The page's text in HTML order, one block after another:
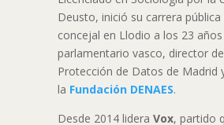
Deusto, inició su carrera
concejal en Llodio a los 23
parlamentario vasco, director
Protección de Datos de Madrid
la Fundación DENAES.
Desde 2014 lidera Vox, partido